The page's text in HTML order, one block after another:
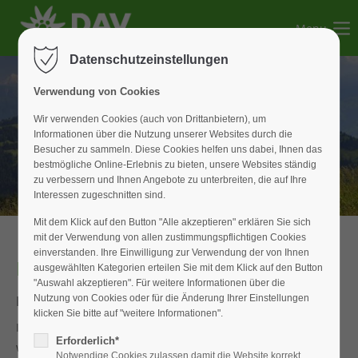
Der Eintrag "offcanvas-col2" existiert leider nicht.
Der Eintrag "offcanvas-col3" existiert leider nicht.
Der Eintrag "offcanvas-col4" existiert leider nicht.
Menu
Familiengruppe
Es tut sich was in der Familiengruppe
Im Bereich der Familienarbeit soll es ab 2026 wieder
weitergehen. Die beiden Familien Raabe und Wirth wollen
Datenschutzeinstellungen
Verwendung von Cookies
Wir verwenden Cookies (auch von Drittanbietern), um
Informationen über die Nutzung unserer Websites durch die
Besucher zu sammeln. Diese Cookies helfen uns dabei, Ihnen das
bestmögliche Online-Erlebnis zu bieten, unsere Websites ständig
zu verbessern und Ihnen Angebote zu unterbreiten, die auf Ihre
Interessen zugeschnitten sind.
Mit dem Klick auf den Button "Alle akzeptieren" erklären Sie sich
mit der Verwendung von allen zustimmungspflichtigen Cookies
einverstanden. Ihre Einwilligung zur Verwendung der von Ihnen
ausgewählten Kategorien erteilen Sie mit dem Klick auf den Button
"Auswahl akzeptieren". Für weitere Informationen über die
Nutzung von Cookies oder für die Änderung Ihrer Einstellungen
klicken Sie bitte auf "weitere Informationen".
Erforderlich*
Notwendige Cookies zulassen damit die Website korrekt